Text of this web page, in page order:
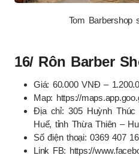
Tom Barbershop
16/ Rôn Barber
Giá: 60.000 VNĐ –
Map: https://
Địa chỉ: 305 Huỳnh Thúc
Huế, tỉnh Thừa Thiên –
Số điện thoại: 0369 407
Link FB: https://